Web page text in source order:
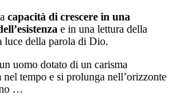
capacità di crescere in una
e in una lettura della
luce della parola di Dio.
uomo dotato di un carisma
tempo e si prolunga nell’orizzonte
…